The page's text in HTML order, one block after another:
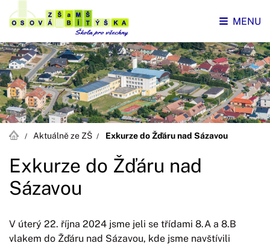
MENU
Aktuálně ze ZŠ Exkurze do Žďáru nad Sázavou
Exkurze do Žďáru nad
Sázavou
V úterý 22. října 2024 jsme jeli se třídami 8.A a 8.B
vlakem do Žďáru nad Sázavou, kde jsme navštívili